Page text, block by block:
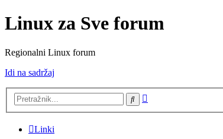
Linux za Sve forum
Regionalni Linux forum
Idi na sadržaj
Pretražnik
Linki